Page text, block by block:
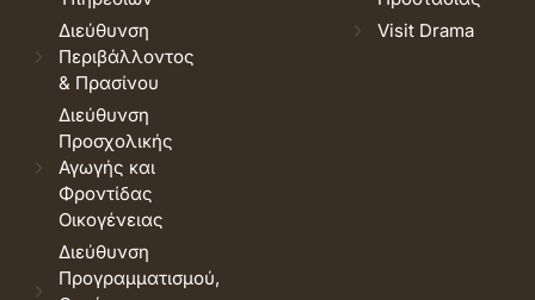
Διεύθυνση
Περιβάλλοντος
& Πρασίνου
Διεύθυνση
Προσχολικής
Αγωγής και
Φροντίδας
Οικογένειας
Διεύθυνση
Προγραμματισμού,
Visit Drama